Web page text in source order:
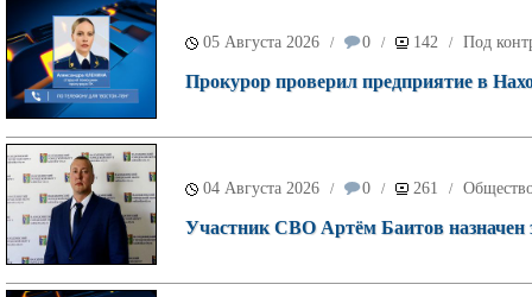
05 Августа 2026 / 0 / 142 / Под
Прокурор проверил предприятие в
04 Августа 2026 / 0 / 261 /
Участник СВО Артём Баитов назначен